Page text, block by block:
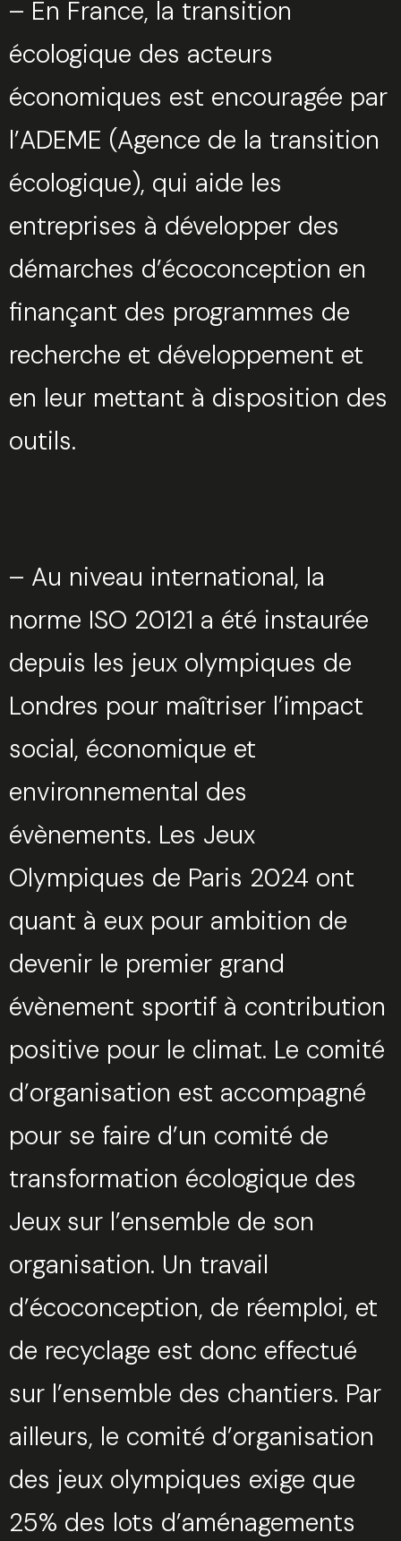
– En France, la transition
écologique des acteurs
économiques est encouragée par
l’ADEME (Agence de la transition
écologique), qui aide les
entreprises à développer des
démarches d’écoconception en
finançant des programmes de
recherche et développement et
en leur mettant à disposition des
outils.
– Au niveau international, la
norme ISO 20121 a été instaurée
depuis les jeux olympiques de
Londres pour maîtriser l’impact
social, économique et
environnemental des
évènements. Les Jeux
Olympiques de Paris 2024 ont
quant à eux pour ambition de
devenir le premier grand
évènement sportif à contribution
positive pour le climat. Le comité
d’organisation est accompagné
pour se faire d’un comité de
transformation écologique des
Jeux sur l’ensemble de son
organisation. Un travail
d’écoconception, de réemploi, et
de recyclage est donc effectué
sur l’ensemble des chantiers. Par
ailleurs, le comité d’organisation
des jeux olympiques exige que
25% des lots d’aménagements